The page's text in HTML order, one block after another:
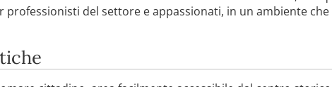
del settore e appassionati, in un ambiente